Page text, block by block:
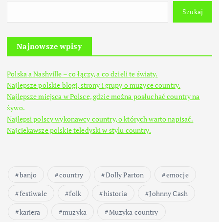
Szukaj
Najnowsze wpisy
Polska a Nashville – co łączy, a co dzieli te światy.
Najlepsze polskie blogi, strony i grupy o muzyce country.
Najlepsze miejsca w Polsce, gdzie można posłuchać country na
żywo.
Najlepsi polscy wykonawcy country, o których warto napisać.
Najciekawsze polskie teledyski w stylu country.
banjo country Dolly Parton
emocje
festiwale
folk historia
Johnny Cash
kariera
muzyka
Muzyka country